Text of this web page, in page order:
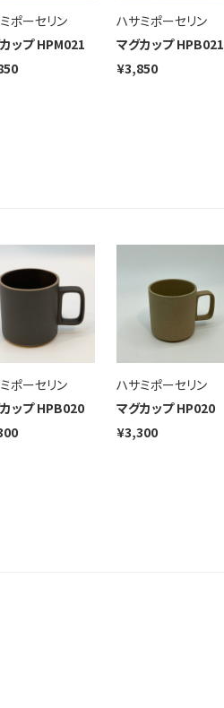
ポーセリン
ップ HPM021
ハサミポーセリン
マグカップ HPB021
¥3,850
ポーセリン
ップ HPB020
ハサミポーセリン
マグカップ HP020
¥3,300